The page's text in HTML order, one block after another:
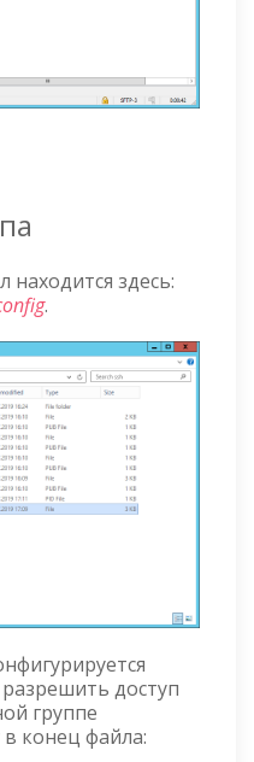
здесь:
.
доступ
группе
конец файла: